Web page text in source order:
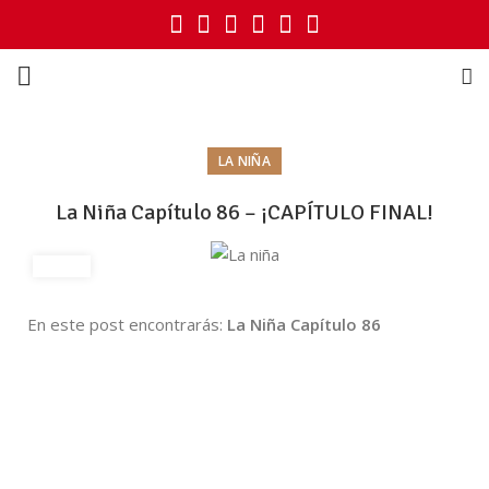
LA NIÑA
La Niña Capítulo 86 – ¡CAPÍTULO FINAL!
En este post encontrarás: La Niña Capítulo 86